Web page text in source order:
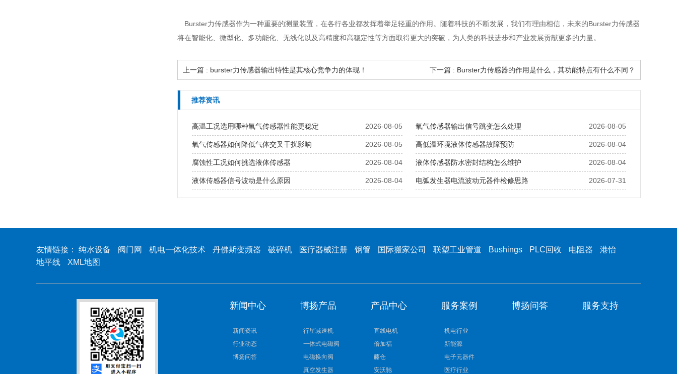
Burster力传感器作为一种重要的测量装置，在各行各业都发挥着举足轻重的作用。随着科技的不断发展，我们有理由相信，未来的Burster力传感器
将在智能化、微型化、多功能化、无线化以及高精度和高稳定性等方面取得更大的突破，为人类的科技进步和产业发展贡献更多的力量。
上一篇 : burster力传感器输出特性是其核心竞争力的体现！ 下一篇 : Burster力传感器的作用是什么，其功能特点有什么不同？
推荐资讯
2026-08-05
高温工况选用哪种氧气传感器性能更稳定 2026-08-05
氧气传感器输出信号跳变怎么处理
2026-08-05
氧气传感器如何降低气体交叉干扰影响 2026-08-04
高低温环境液体传感器故障预防
2026-08-04
腐蚀性工况如何挑选液体传感器 2026-08-04
液体传感器防水密封结构怎么维护
2026-08-04
液体传感器信号波动是什么原因 2026-07-31
电弧发生器电流波动元器件检修思路
友情链接： 纯水设备 阀门网 机电一体化技术 丹佛斯变频器 破碎机 医疗器械注册 钢管 国际搬家公司 联塑工业管道 Bushings PLC回收 电阻器
港怡
地平线
XML地图
新闻中心
新闻资讯
行业动态
博扬问答
博扬产品
行星减速机
一体式电磁阀
电磁换向阀
真空发生器
产品中心
直线电机
倍加福
藤仓
安沃驰
服务案例
机电行业
新能源
电子元器件
医疗行业
博扬问答 服务支持